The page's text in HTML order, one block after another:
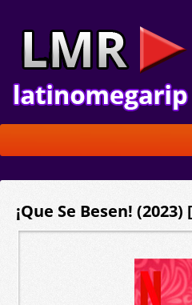
¡Que Se Besen!